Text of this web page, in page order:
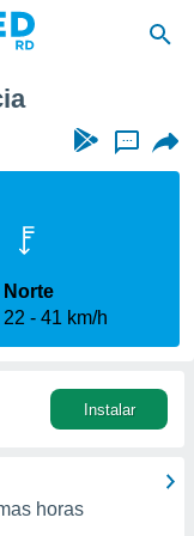
...
Norte
22
41 km/h
Instalar
horas